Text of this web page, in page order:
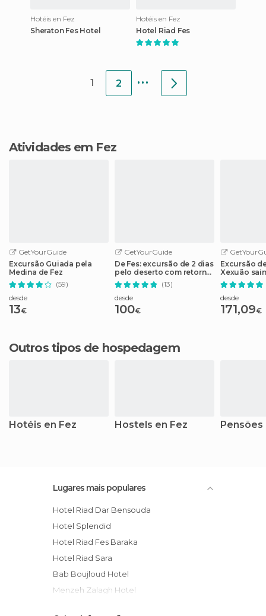
Hotéis en Fez
Sheraton Fes Hotel
Hotéis en Fez
Hotel Riad Fes
1 2 ...
Atividades em Fez
GetYourGuide
Excursão Guiada pela
Medina de Fez
(59)
desde
13€
GetYourGuide
De Fes: excursão de 2 dias
pelo deserto com retorno
a Fes ou Marrakech
(13)
desde
100€
Excursão
Xexuão
desde
171,09€
Outros tipos de hospedagem
Hotéis en Fez Hostels en Fez Pensões
Lugares mais populares
Hotel Riad Dar Bensouda
Hotel Splendid
Hotel Riad Fes Baraka
Hotel Riad Sara
Bab Boujloud Hotel
Menzeh Zalagh Hotel